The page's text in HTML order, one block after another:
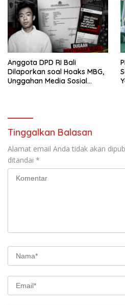
Anggota DPD RI Bali
Dilaporkan soal Hoaks MBG,
Unggahan Media Sosial
Tinggalkan Balasan
Alamat email Anda tidak akan
ditandai *